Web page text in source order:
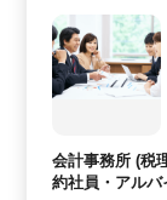
の時間をしっ
を提供して
は、年齢に関
代や50代の方
躍しています
て、新しい職
会計事務所 (税
約社員・アルバ